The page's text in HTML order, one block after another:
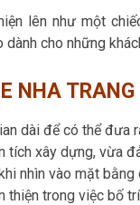
lên như một
cho những
NHA TRANG
dài để có thể đưa
tích xây dựng, vừa
nhìn vào mặt
trong việc bố